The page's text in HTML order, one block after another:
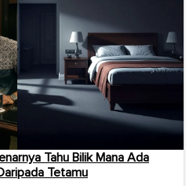
Tahu Bilik Mana Ada
Tetamu